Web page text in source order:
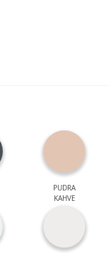
PUDRA
KAHVE